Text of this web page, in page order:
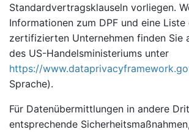
Standardvertragsklauseln vorliegen.
Informationen zum DPF und eine Liste
zertifizierten Unternehmen finden Sie
des US-Handelsministeriums unter
https://
Sprache).
Für Datenübermittlungen in andere
entsprechende